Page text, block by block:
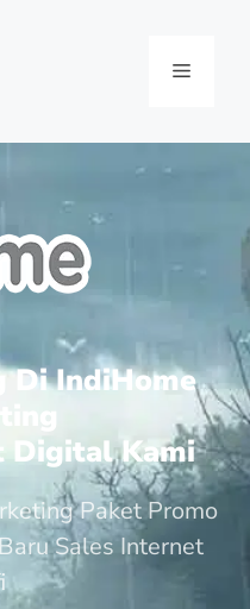
Di IndiHome
Digital Kami
Paket Promo
Sales Internet